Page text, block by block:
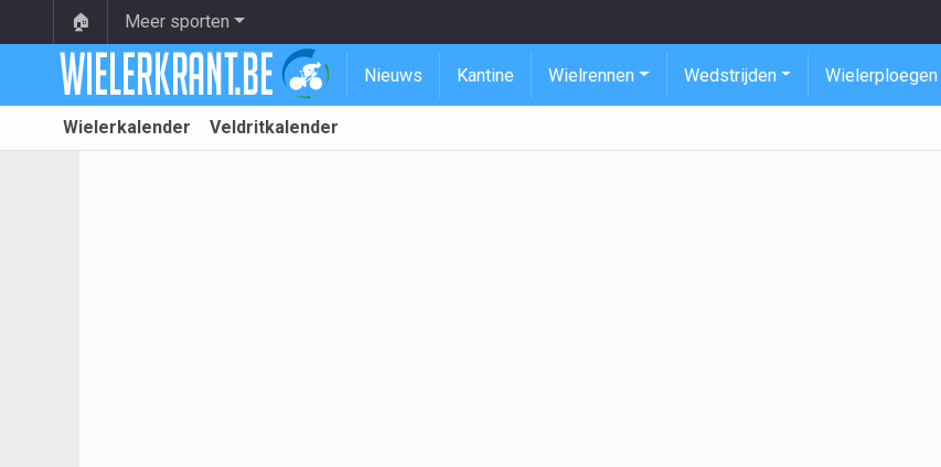
🏠 Meer sporten
Nieuws Kantine Wielrennen Wedstrijden Wielerploegen
Wielerkalender Veldritkalender